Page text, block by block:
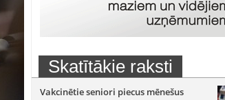
Skatītākie raksti
Vakcinētie seniori piecus mēnešus